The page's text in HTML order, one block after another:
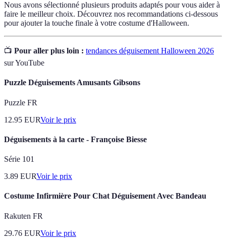
Nous avons sélectionné plusieurs produits adaptés pour vous aider à
faire le meilleur choix. Découvrez nos recommandations ci-dessous
pour ajouter la touche finale à votre costume d'Halloween.
📺 Pour aller plus loin : tendances déguisement Halloween 2026
sur YouTube
Puzzle Déguisements Amusants Gibsons
Puzzle FR
12.95 EURVoir le prix
Déguisements à la carte - Françoise Biesse
Série 101
3.89 EURVoir le prix
Costume Infirmière Pour Chat Déguisement Avec Bandeau
Rakuten FR
29.76 EURVoir le prix